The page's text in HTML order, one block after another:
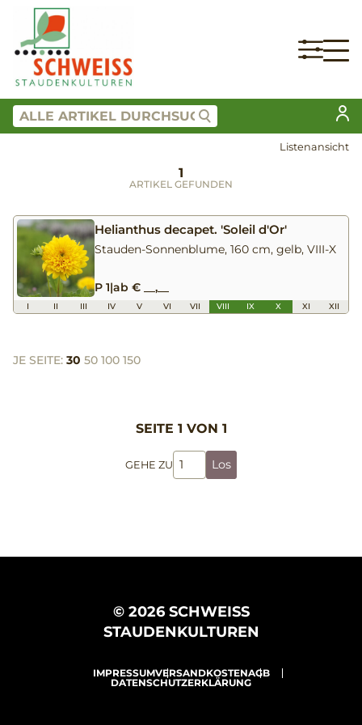
Listenansicht
1
ARTIKEL GEFUNDEN
Helianthus decapet. 'Soleil d'Or'
Stauden-Sonnenblume, 160 cm, gelb, VIII-X
P 1|ab € __,__
I II III IV V VI VII VIII IX X XI XII
JE SEITE: 30 50 100 150
SEITE 1 VON 1
GEHE ZU Los
© 2026 SCHWEISS
STAUDENKULTUREN
IMPRESSUMVERSANDKOSTENAGB
DATENSCHUTZERKLÄRUNG